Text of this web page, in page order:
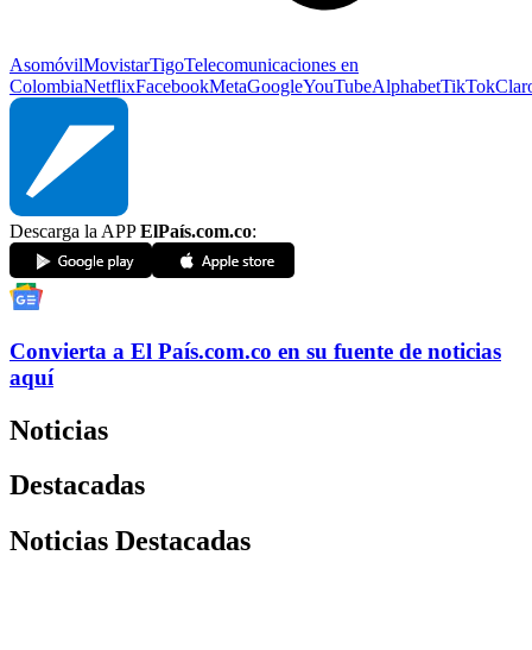
AsomóvilMovistarTigoTelecomunicaciones en
ColombiaNetflixFacebookMetaGoogleYouTubeAlphabetTikTok
Descarga la APPElPaís.com.co:
Convierta a El País.com.co en su fuente de noticias
aquí
Noticias
Destacadas
Noticias Destacadas